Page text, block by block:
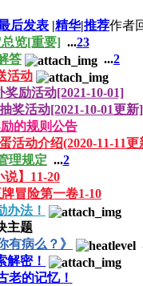
后发表 |精华|推荐作者
览[重要] ...23
答
...2
活动
励活动[2021-10-01]
奖活动[2021-10-01更新]
的规则公告
活动介绍(2020-11-11更
理规定 ...2
说】11-20
牌冒险第一卷1-10
办法！
主题
有病么？》
解密！
老的记忆！